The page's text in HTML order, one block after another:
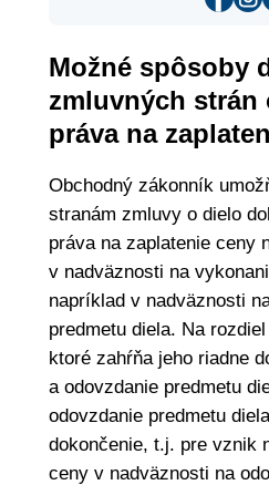
Možné spôsoby
zmluvných strán
práva na
Obchodný zákonník
stranám zmluvy o dielo
práva na zaplatenie ceny
v nadväznosti na
napríklad v nadväznosti
predmetu diela. Na
ktoré zahŕňa jeho riadne
a odovzdanie predmetu
odovzdanie predmetu
dokončenie, t.j. pre vznik
ceny v nadväznosti na